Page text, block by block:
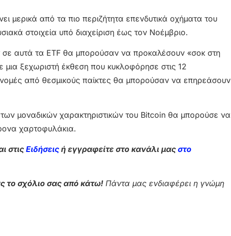
μερικά από τα πιο περιζήτητα επενδυτικά οχήματα του
στοιχεία υπό διαχείριση έως τον Νοέμβριο.
αυτά τα ETF θα μπορούσαν να προκαλέσουν «σοκ στη
μια ξεχωριστή έκθεση που κυκλοφόρησε στις 12
από θεσμικούς παίκτες θα μπορούσαν να επηρεάσουν
μοναδικών χαρακτηριστικών του Bitcoin θα μπορούσε να
χαρτοφυλάκια.
στιςΕιδήσεις ή εγγραφείτε στο κανάλι μας στο
το σχόλιο σας από κάτω! Πάντα μας ενδιαφέρει η γνώμη